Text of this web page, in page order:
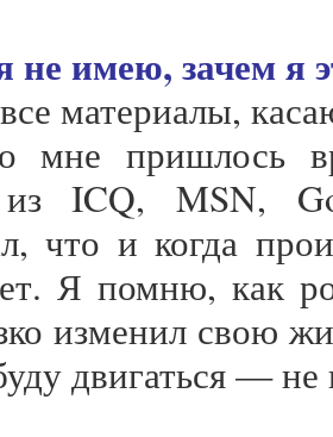
не имею, зачем я
материалы,
мне пришлось
из ICQ, MSN,
что и когда
Я помню, как
изменил свою
двигаться — не